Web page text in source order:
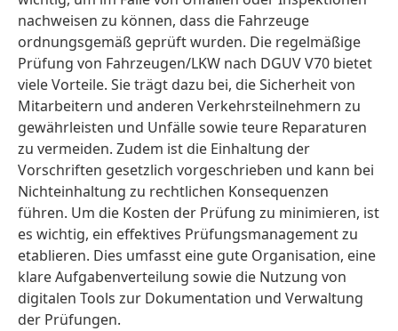
nachweisen zu können, dass die Fahrzeuge
ordnungsgemäß geprüft wurden. Die regelmäßige
Prüfung von Fahrzeugen/LKW nach DGUV V70 bietet
viele Vorteile. Sie trägt dazu bei, die Sicherheit von
Mitarbeitern und anderen Verkehrsteilnehmern zu
gewährleisten und Unfälle sowie teure Reparaturen
zu vermeiden. Zudem ist die Einhaltung der
Vorschriften gesetzlich vorgeschrieben und kann bei
Nichteinhaltung zu rechtlichen Konsequenzen
führen. Um die Kosten der Prüfung zu minimieren, ist
es wichtig, ein effektives Prüfungsmanagement zu
etablieren. Dies umfasst eine gute Organisation, eine
klare Aufgabenverteilung sowie die Nutzung von
digitalen Tools zur Dokumentation und Verwaltung
der Prüfungen.